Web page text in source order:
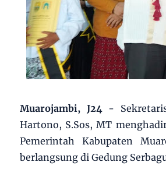
Muarojambi, J24 -
Hartono, S.Sos, MT
Pemerintah Kabupaten
berlangsung di Gedung